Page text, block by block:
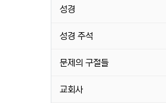
성경
성경 주석
문제의 구절들
교회사